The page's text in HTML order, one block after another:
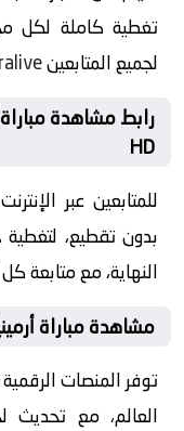
تغطية كاملة لكل
لجميع المتابعين
رابط مشاهدة
HD
للمتابعين عبر
بدون تقطيع،
النهاية، مع متابعة
مشاهدة مباراة
توفر المنصات
العالم، مع تحديث